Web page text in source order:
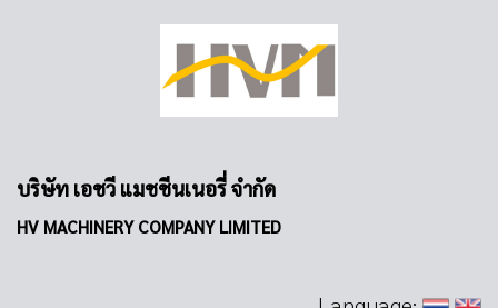
บริษัท เอชวี แมชชีนเนอรี่ จำกัด
HV MACHINERY COMPANY LIMITED